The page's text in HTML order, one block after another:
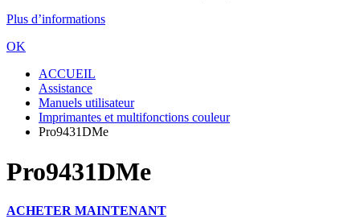
Plus d’informations
OK
ACCUEIL
Assistance
Manuels utilisateur
Imprimantes et multifonctions couleur
Pro9431DMe
Pro9431DMe
ACHETER MAINTENANT